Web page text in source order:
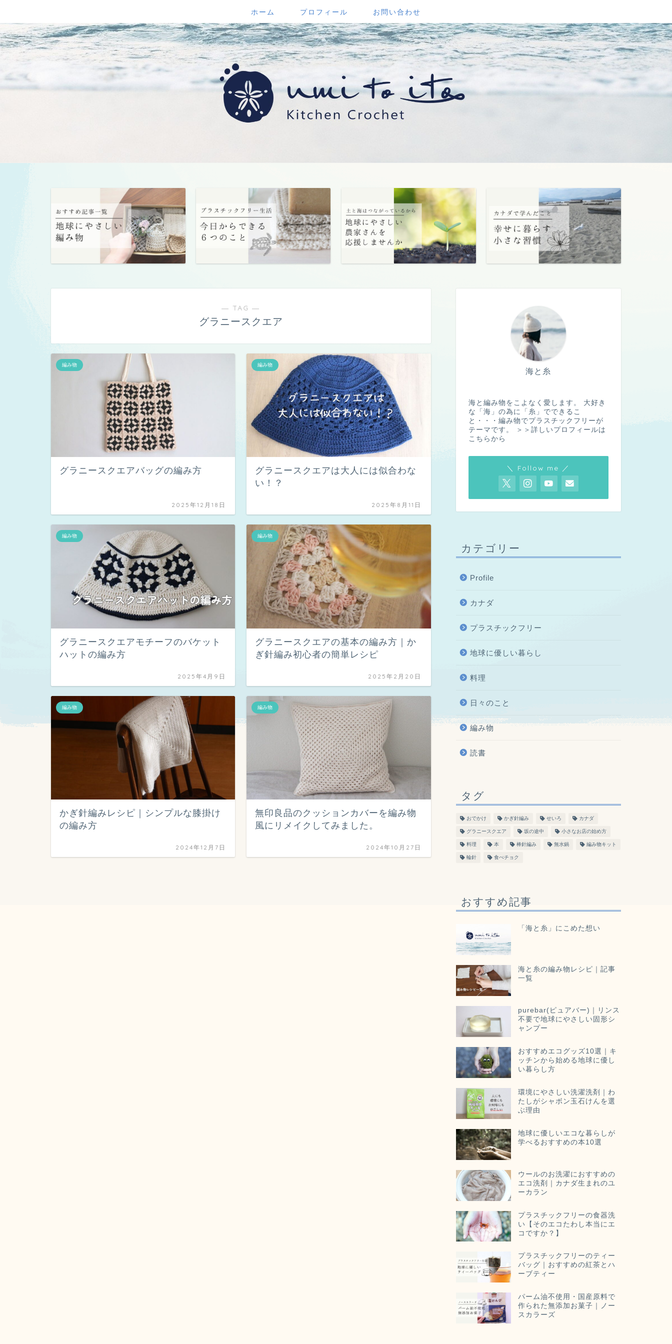
ホーム プロフィール お問い合わせ
― TAG ―
グラニースクエア
編み物
グラニースクエアバッグの編み方
2025年12月18日
編み物
グラニースクエアは大人には似合わな
い！？
2025年8月11日
編み物
グラニースクエアモチーフのバケット
ハットの編み方
2025年4月9日
編み物
グラニースクエアの基本の編み方｜か
ぎ針編み初心者の簡単レシピ
2025年2月20日
編み物
かぎ針編みレシピ｜シンプルな膝掛け
の編み方
2024年12月7日
編み物
無印良品のクッションカバーを編み物
風にリメイクしてみました。
2024年10月27日
海と糸
海と編み物をこよなく愛します。 大好き
な「海」の為に「糸」でできるこ
と・・・編み物でプラスチックフリーが
テーマです。
＞＞詳しいプロフィールは
こちらから
＼ Follow me ／
カテゴリー
Profile
カナダ
プラスチックフリー
地球に優しい暮らし
料理
日々のこと
編み物
読書
タグ
おでかけ かぎ針編み せいろ カナダ
グラニースクエア 坂の途中 小さなお店の始め方
料理 本 棒針編み 無水鍋 編み物キット
輪針 食べチョク
おすすめ記事
「海と糸」にこめた想い
海と糸の編み物レシピ｜記事
一覧
purebar(ピュアバー)｜リンス
不要で地球にやさしい固形シ
ャンプー
おすすめエコグッズ10選｜キ
ッチンから始める地球に優し
い暮らし方
環境にやさしい洗濯洗剤｜わ
たしがシャボン玉石けんを選
ぶ理由
地球に優しいエコな暮らしが
学べるおすすめの本10選
ウールのお洗濯におすすめの
エコ洗剤｜カナダ生まれのユ
ーカラン
プラスチックフリーの食器洗
い【そのエコたわし本当にエ
コですか？】
プラスチックフリーのティー
バッグ｜おすすめの紅茶とハ
ーブティー
パーム油不使用・国産原料で
作られた無添加お菓子｜ノー
スカラーズ